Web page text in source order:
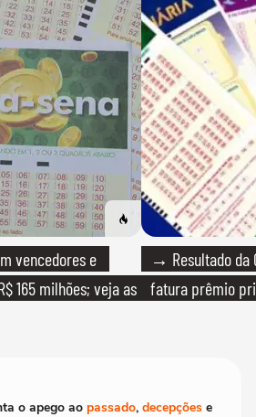
vencedores e
165 milhões; veja as
→ Resultado da
fatura prêmio
o apego ao passado, decepções e